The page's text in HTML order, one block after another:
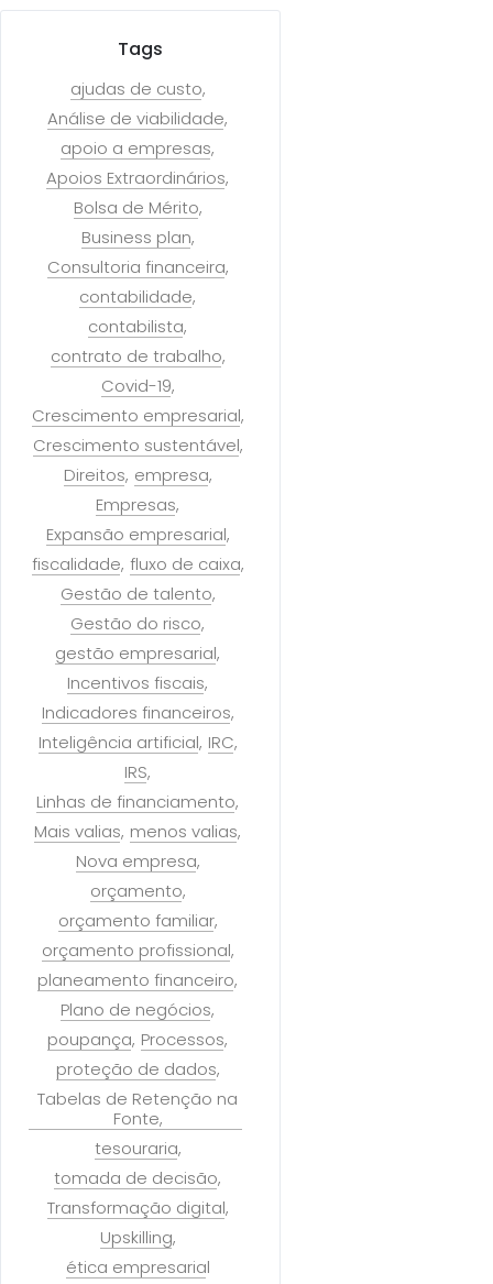
Tags
ajudas de custo
Análise de viabilidade
apoio a empresas
Apoios Extraordinários
Bolsa de Mérito
Business plan
Consultoria financeira
contabilidade
contabilista
contrato de trabalho
Covid-19
Crescimento empresarial
Crescimento sustentável
Direitos empresa
Empresas
Expansão empresarial
fiscalidade fluxo de caixa
Gestão de talento
Gestão do risco
gestão empresarial
Incentivos fiscais
Indicadores financeiros
Inteligência artificial IRC
IRS
Linhas de financiamento
Mais valias menos valias
Nova empresa
orçamento
orçamento familiar
orçamento profissional
planeamento financeiro
Plano de negócios
poupança Processos
proteção de dados
Tabelas de Retenção na
Fonte
tesouraria
tomada de decisão
Transformação digital
Upskilling
ética empresarial